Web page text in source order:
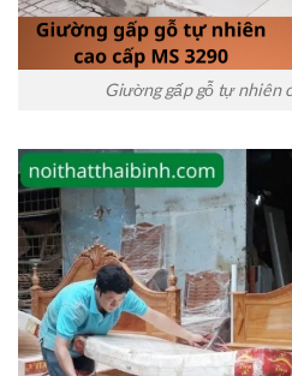
Giường gấp gỗ tự nhiên